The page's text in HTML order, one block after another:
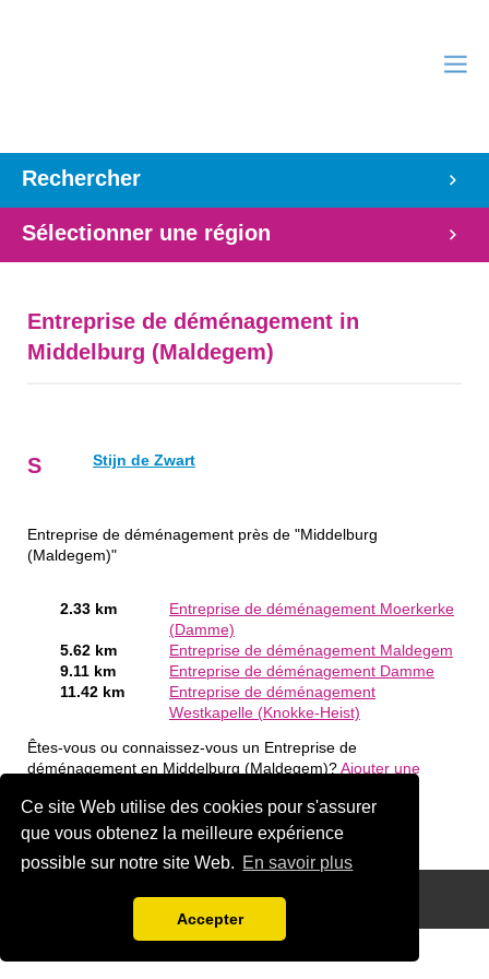
Ce site Web utilise des cookies pour s'assurer
que vous obtenez la meilleure expérience
possible sur notre site Web. En savoir plus
Accepter
Rechercher
Sélectionner une région
Entreprise de déménagement in
Middelburg (Maldegem)
S Stijn de Zwart
Entreprise de déménagement près de "Middelburg
(Maldegem)"
2.33 km
Entreprise de déménagement Moerkerke
(Damme)
5.62 km
Entreprise de déménagement Maldegem
9.11 km
Entreprise de déménagement Damme
11.42 km
Entreprise de déménagement
Westkapelle (Knokke-Heist)
Êtes-vous ou connaissez-vous un Entreprise de
déménagement en Middelburg (Maldegem)? Ajouter une